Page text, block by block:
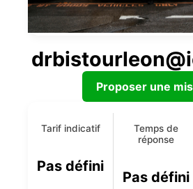
Proposer une
Tarif indicatif
Pas défini
Temps de
réponse
Pas défini